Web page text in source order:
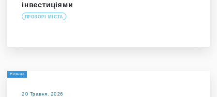
інвестиціями
ПРОЗОРІ МІСТА
Новина
20 Травня, 2026